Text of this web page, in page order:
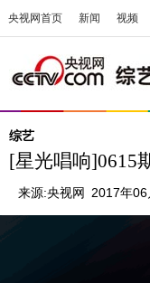
央视网首页 新闻 视频
综艺
[星光唱响]0615
来源:央视网 2017年